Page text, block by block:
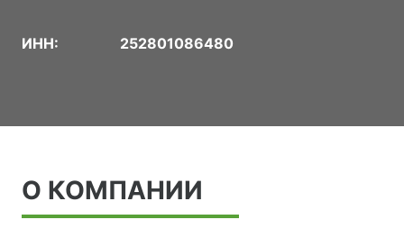
ИНН: 252801086480
О КОМПАНИИ